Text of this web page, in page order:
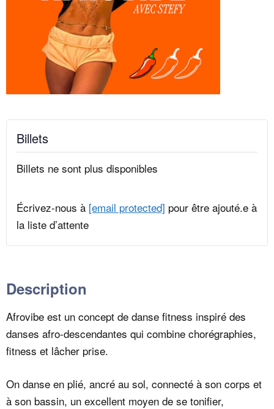
Billets
Billets ne sont plus disponibles
Écrivez-nous à [email protected] pour être ajouté.e à
la liste d’attente
Description
Afrovibe est un concept de danse fitness inspiré des
danses afro-descendantes qui combine chorégraphies,
fitness et lâcher prise.
On danse en plié, ancré au sol, connecté à son corps et
à son bassin, un excellent moyen de se tonifier,